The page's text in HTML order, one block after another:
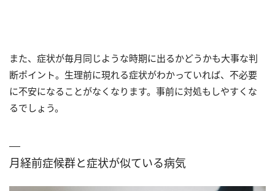
また、症状が毎月同じような時期に出るかどうかも大事な判
断ポイント。生理前に現れる症状がわかっていれば、不必要
に不安になることがなくなります。事前に対処もしやすくな
るでしょう。
月経前症候群と症状が似ている病気